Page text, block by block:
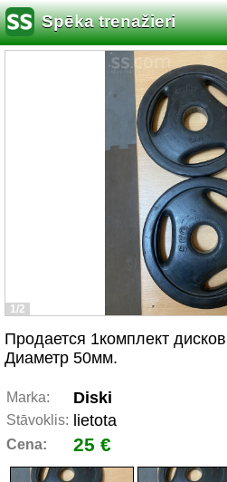
Spēka trenažieri
1/2
Продается 1комплект
Диаметр 50мм.
Marka: Diski
Stāvoklis: lietota
Cena: 25 €